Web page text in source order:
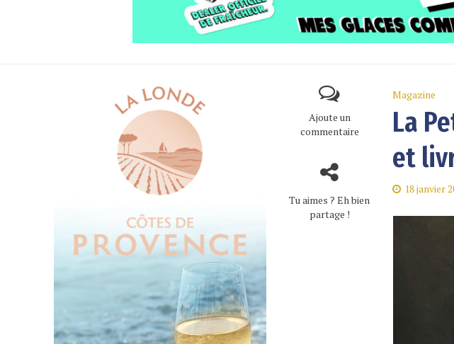
Ajoute un
commentaire
Tu aimes ? Eh bien
partage !
Magazine
La
et
18 janvier